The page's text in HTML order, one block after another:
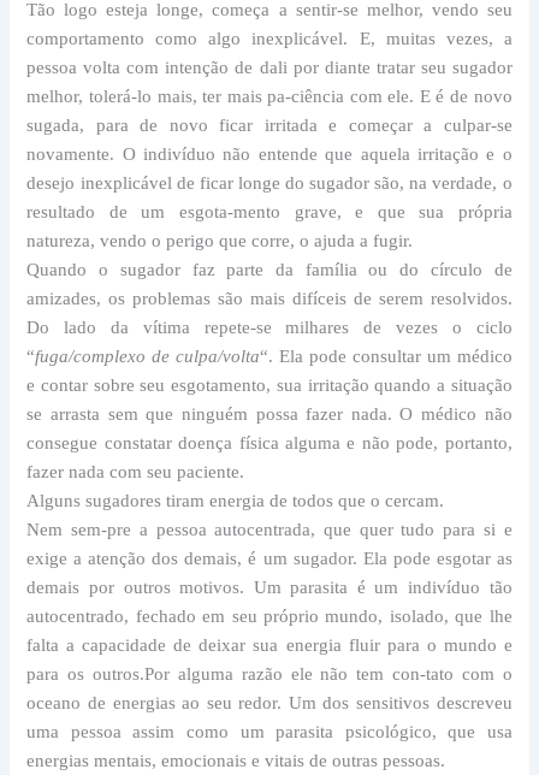
Tão logo esteja longe, começa a sentir-se melhor, vendo seu
comportamento como algo inexplicável. E, muitas vezes, a
pessoa volta com intenção de dali por diante tratar seu sugador
melhor, tolerá-lo mais, ter mais pa-ciência com ele. E é de novo
sugada, para de novo ficar irritada e começar a culpar-se
novamente. O indivíduo não entende que aquela irritação e o
desejo inexplicável de ficar longe do sugador são, na verdade, o
resultado de um esgota-mento grave, e que sua própria
natureza, vendo o perigo que corre, o ajuda a fugir.
Quando o sugador faz parte da família ou do círculo de
amizades, os problemas são mais difíceis de serem resolvidos.
Do lado da vítima repete-se milhares de vezes o ciclo
“fuga/complexo de culpa/volta“. Ela pode consultar um médico
e contar sobre seu esgotamento, sua irritação quando a situação
se arrasta sem que ninguém possa fazer nada. O médico não
consegue constatar doença física alguma e não pode, portanto,
fazer nada com seu paciente.
Alguns sugadores tiram energia de todos que o cercam.
Nem sem-pre a pessoa autocentrada, que quer tudo para si e
exige a atenção dos demais, é um sugador. Ela pode esgotar as
demais por outros motivos. Um parasita é um indivíduo tão
autocentrado, fechado em seu próprio mundo, isolado, que lhe
falta a capacidade de deixar sua energia fluir para o mundo e
para os outros.Por alguma razão ele não tem con-tato com o
oceano de energias ao seu redor. Um dos sensitivos descreveu
uma pessoa assim como um parasita psicológico, que usa
energias mentais, emocionais e vitais de outras pessoas.